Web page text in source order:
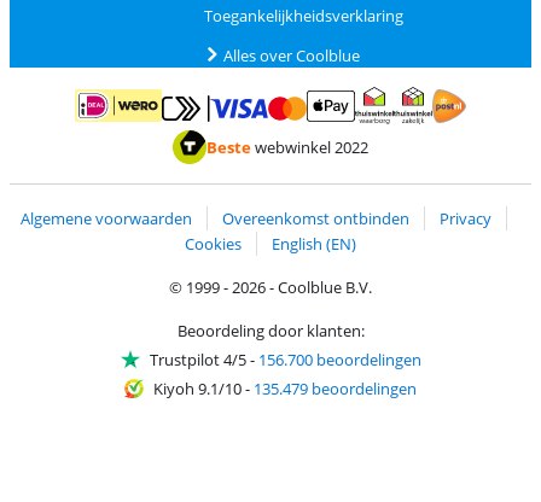
Toegankelijkheidsverklaring
Alles over Coolblue
Betalen met iDEAL | WeroBetalen met MasterCard en Visa via ClickToPay
Betalen met ApplePay
Thuiswinkel waarborg
Bestewebwinkel 2022
Algemene voorwaarden Overeenkomst ontbinden
Privacy
Cookies
English (EN)
© 1999 - 2026 - Coolblue B.V.
Beoordeling door klanten:
Trustpilot 4/5- 156.700 beoordelingen
Kiyoh 9.1/10- 135.479 beoordelingen